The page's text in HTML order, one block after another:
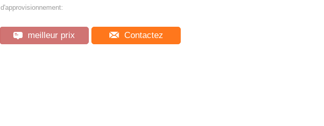
d'approvisionnement:
meilleur prix Contactez